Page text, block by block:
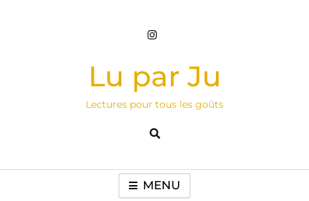
Lu par Ju
Lectures pour tous les goûts
MENU